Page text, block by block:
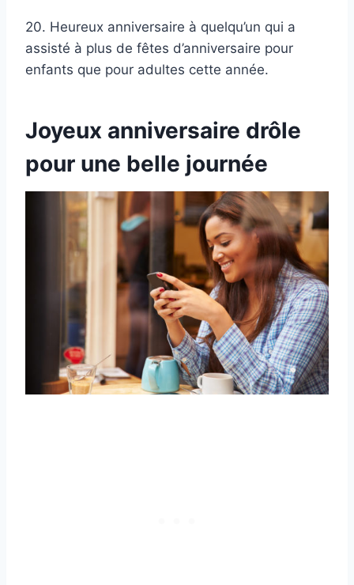
20. Heureux anniversaire à quelqu’un qui a
assisté à plus de fêtes d’anniversaire pour
enfants que pour adultes cette année.
Joyeux anniversaire drôle
pour une belle journée